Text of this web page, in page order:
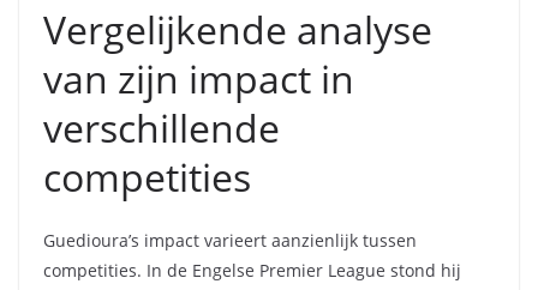
Vergelijkende analyse
van zijn impact in
verschillende
competities
Guedioura’s impact varieert aanzienlijk tussen
competities. In de Engelse Premier League stond hij